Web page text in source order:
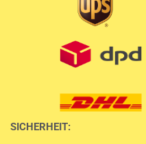
SICHERHEIT: